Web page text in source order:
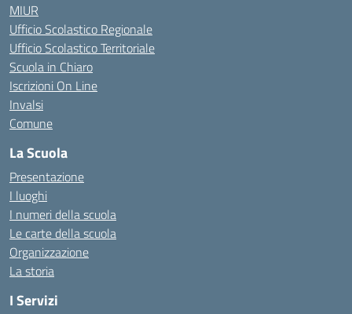
MIUR
Ufficio Scolastico Regionale
Ufficio Scolastico Territoriale
Scuola in Chiaro
Iscrizioni On Line
Invalsi
Comune
La Scuola
Presentazione
I luoghi
I numeri della scuola
Le carte della scuola
Organizzazione
La storia
I Servizi